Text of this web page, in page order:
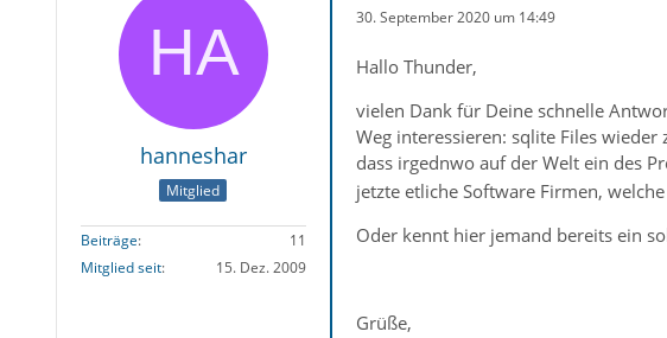
hanneshar
Mitglied
Beiträge
11
Mitglied seit
15. Dez. 2009
30. September 2020 um 14:49
Hallo Thunder,
vielen Dank für Deine schnelle
Weg interessieren: sqlite Files
dass irgednwo auf der Welt ein des
jetzte etliche Software Firmen,
Oder kennt hier jemand bereits ein
Grüße,